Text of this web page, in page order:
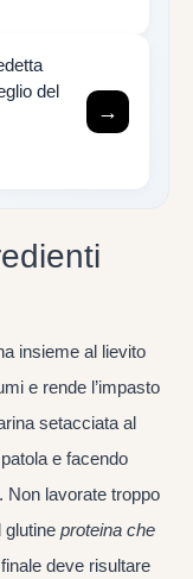
del
→
insieme al lievito
e rende l’impasto
setacciata al
e facendo
Non lavorate troppo
glutine proteina che
finale deve risultare